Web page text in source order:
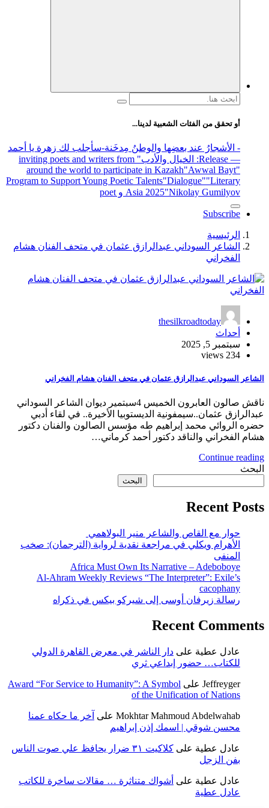
لدينا...
والوطنُ مِدخَنة-سأجلب لك زهرة يا أحمد
" inviting poets and writers from
around the world to participate in
Program to Support Young Poetic Talents
Asia
عثمان في متحف الفنان هشام
في متحف الفنان هشام الفخراني
ناقش صالون العابرون الخميس 4سبتمير ديوان الشاعر السوداني
الأخيرة.. في لقاء أدبي
طه مؤسس الصالون والفنان دكتور
أحمد كرماني…
منير البولاهمي
نقدية لرواية (الترجمان): صخب
Africa Must Own Its
Al-Ahram Weekly Reviews
إلى شيركو بيكس في ذكراه
الناشر في معرض القاهرة الدولي
ثري
Award “For Service to Humanity”: A
of the
Mokhtarعلىآخر ما حكاه عمنا
إبراهيم
كلاكيت ٣١ ضرار يحافظ علي صوت الناس
متناثرة … مقالات ساخرة للكاتب